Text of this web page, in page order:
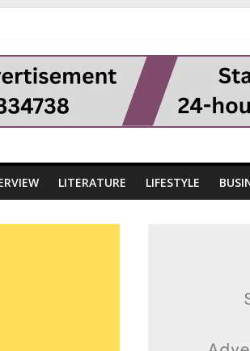
LITERATURE LIFESTYLE